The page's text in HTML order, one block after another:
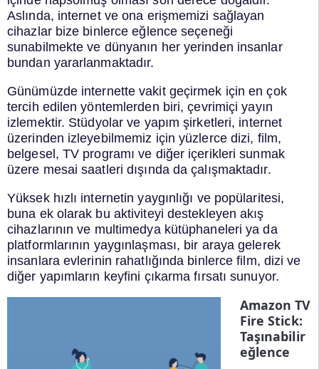
Aslında, internet ve ona erişmemizi sağlayan
cihazlar bize binlerce eğlence seçeneği
sunabilmekte ve dünyanın her yerinden insanlar
bundan yararlanmaktadır.
Günümüzde internette vakit geçirmek için en çok
tercih edilen yöntemlerden biri, çevrimiçi yayın
izlemektir. Stüdyolar ve yapım şirketleri, internet
üzerinden izleyebilmemiz için yüzlerce dizi, film,
belgesel, TV programı ve diğer içerikleri sunmak
üzere mesai saatleri dışında da çalışmaktadır.
Yüksek hızlı internetin yaygınlığı ve popülaritesi,
buna ek olarak bu aktiviteyi destekleyen akış
cihazlarının ve multimedya kütüphaneleri ya da
platformlarının yaygınlaşması, bir araya gelerek
insanlara evlerinin rahatlığında binlerce film, dizi ve
diğer yapımların keyfini çıkarma fırsatı sunuyor.
Amazon TV
Fire Stick:
Taşınabilir
eğlence